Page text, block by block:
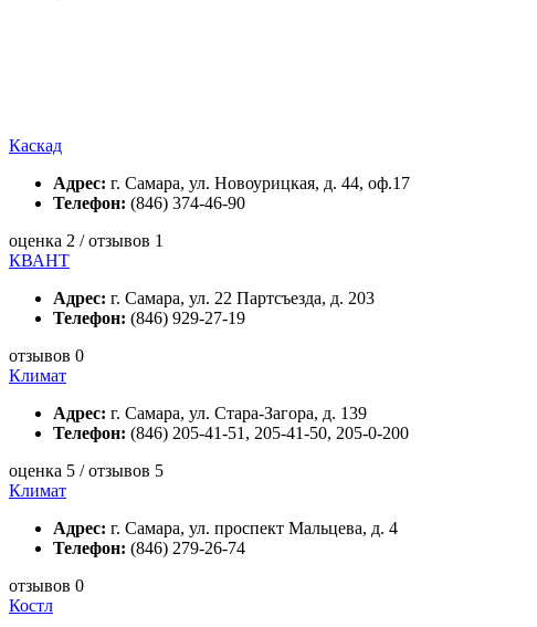
Каскад
Адрес: г. Самара, ул. Новоурицкая, д. 44, оф.17
Телефон: (846) 374-46-90
оценка 2 / отзывов 1
КВАНТ
Адрес: г. Самара, ул. 22 Партсъезда, д. 203
Телефон: (846) 929-27-19
отзывов 0
Климат
Адрес: г. Самара, ул. Стара-Загора, д. 139
Телефон: (846) 205-41-51, 205-41-50, 205-0-200
оценка 5 / отзывов 5
Климат
Адрес: г. Самара, ул. проспект Мальцева, д. 4
Телефон: (846) 279-26-74
отзывов 0
Костл